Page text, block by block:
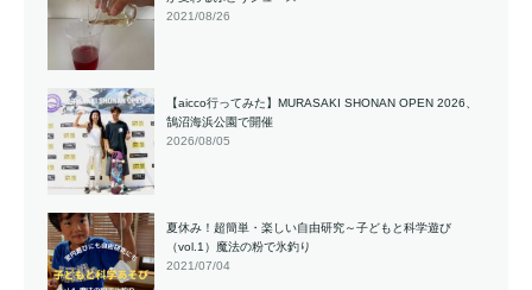
2021/08/26
【aicco行ってみた】MURASAKI SHONAN OPEN 2026、
鵠沼海浜公園で開催
2026/08/05
夏休み！超簡単・楽しい自由研究～子どもと科学遊び
（vol.1）魔法の粉で氷釣り
2021/07/04